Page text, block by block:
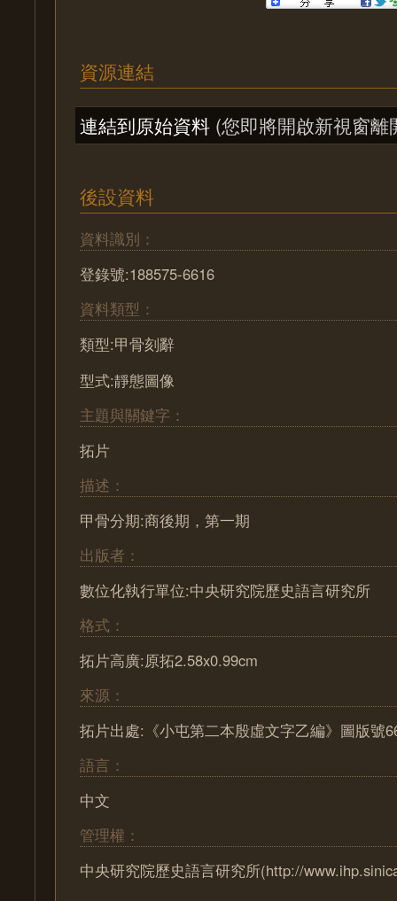
資源連結
連結到原始資料 (您即將開啟新視窗離
後設資料
資料識別：
登錄號:188575-6616
資料類型：
類型:甲骨刻辭
型式:靜態圖像
主題與關鍵字：
拓片
描述：
甲骨分期:商後期，第一期
出版者：
數位化執行單位:中央研究院歷史語言研究所
格式：
拓片高廣:原拓2.58x0.99cm
來源：
拓片出處:《小屯第二本殷虛文字乙編》圖版號
語言：
中文
管理權：
中央研究院歷史語言研究所(http://